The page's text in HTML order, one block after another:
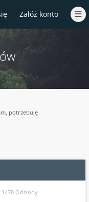
Załóż konto
potrzebuję
Odsłony